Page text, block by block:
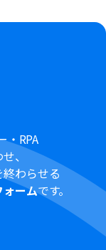
分の間隔で起動
ますので、ご注意
クセスプランで
ます。フリープラ
設定しているフロ
りますので、ご注
週間の無料トライ
アル中には制限対
・RPA
、
わらせる
ォームです。